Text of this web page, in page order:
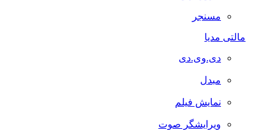
مسنجر
مالتی مدیا
دی.وی.دی
مبدل
نمایش فیلم
ویرایشگر صوت